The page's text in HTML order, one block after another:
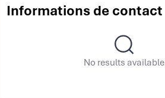
Informations de contact
No results available